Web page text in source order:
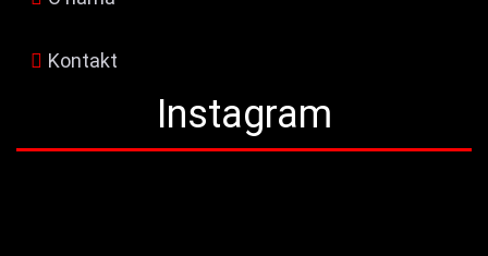
Kontakt
Instagram